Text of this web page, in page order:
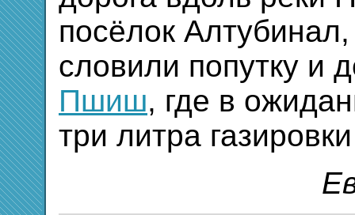
посёлок
словили попутку и
Пшиш, где в
три литра